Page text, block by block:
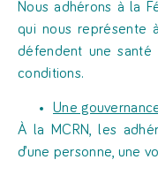
Nous adhérons à la
qui nous représente
défendent une santé
conditions.
Une
À la MCRN, les
d’une personne, une